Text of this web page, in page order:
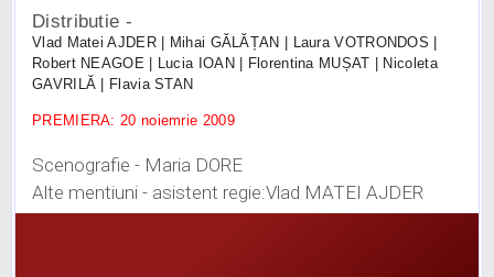
Distributie -
Vlad Matei AJDER | Mihai GĂLĂȚAN |
Laura VOTRONDOS |
Robert NEAGOE |
Lucia IOAN | Florentina MUȘAT |
Nicoleta
GAVRILĂ |
Flavia STAN
PREMIERA: 20 noiemrie 2009
Scenografie - Maria DORE
Alte mentiuni - asistent regie:Vlad MATEI AJDER